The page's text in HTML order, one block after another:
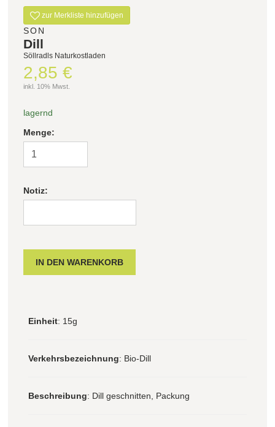
zur Merkliste hinzufügen
SON
Dill
Söllradls Naturkostladen
2,85 €
inkl. 10% Mwst.
lagernd
Menge:
Notiz:
Einheit: 15g
Verkehrsbezeichnung: Bio-Dill
Beschreibung: Dill geschnitten, Packung